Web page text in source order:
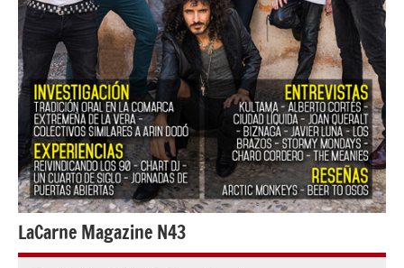
LaCarne Magazine N43